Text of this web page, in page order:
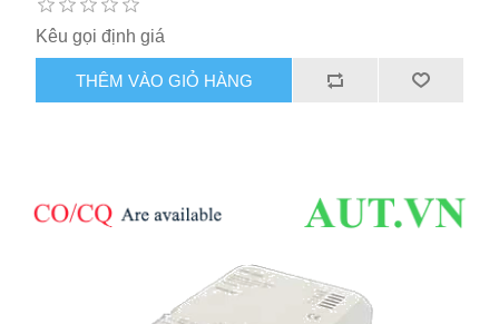
Kêu gọi định giá
THÊM VÀO GIỎ HÀNG